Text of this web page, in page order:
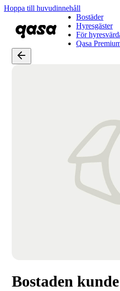
Hoppa till huvudinnehåll
Bostäder
Hyresgäster
För
Qasa
Bostaden